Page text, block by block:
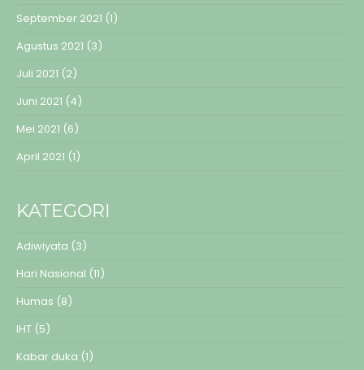
September 2021 (1)
Agustus 2021 (3)
Juli 2021 (2)
Juni 2021 (4)
Mei 2021 (6)
April 2021 (1)
KATEGORI
Adiwiyata (3)
Hari Nasional (11)
Humas (8)
IHT (5)
Kabar duka (1)